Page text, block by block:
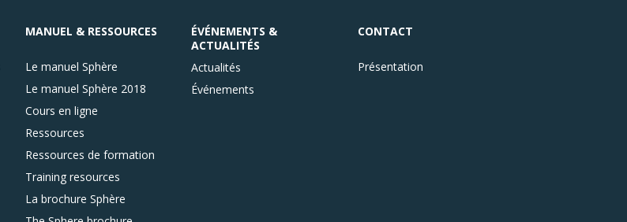
MANUEL & RESSOURCES
Le manuel Sphère
Le manuel Sphère 2018
Cours en ligne
Ressources
Ressources de formation
Training resources
La brochure Sphère
ÉVÉNEMENTS &
ACTUALITÉS
Actualités
Événements
CONTACT
Présentation